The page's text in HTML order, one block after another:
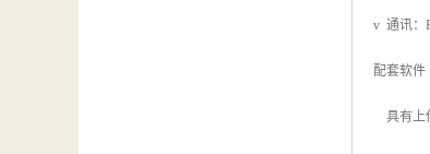
v 通讯：
配套软件
具有上